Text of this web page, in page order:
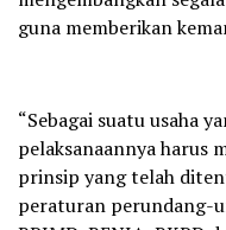
guna memberikan
“Sebagai suatu usaha
pelaksanaannya harus
prinsip yang telah
peraturan perundang-